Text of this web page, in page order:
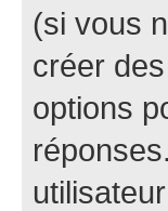
(si vous
créer
options